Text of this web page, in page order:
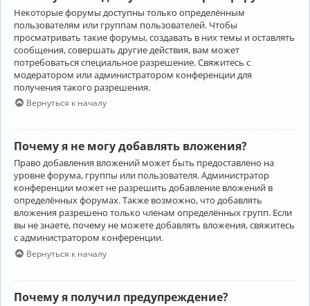
Некоторые форумы доступны только определённым
пользователям или группам пользователей. Чтобы
просматривать такие форумы, создавать в них темы и оставлять
сообщения, совершать другие действия, вам может
потребоваться специальное разрешение. Свяжитесь с
модератором или администратором конференции для
получения такого разрешения.
Вернуться к началу
Почему я не могу добавлять вложения?
Право добавления вложений может быть предоставлено на
уровне форума, группы или пользователя. Администратор
конференции может не разрешить добавление вложений в
определённых форумах. Также возможно, что добавлять
вложения разрешено только членам определённых групп. Если
вы не знаете, почему не можете добавлять вложения, свяжитесь
с администратором конференции.
Вернуться к началу
Почему я получил предупреждение?